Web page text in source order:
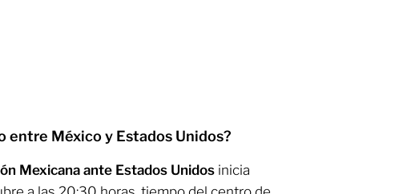
entre México y Estados Unidos?
Mexicana ante Estados Unidos inicia